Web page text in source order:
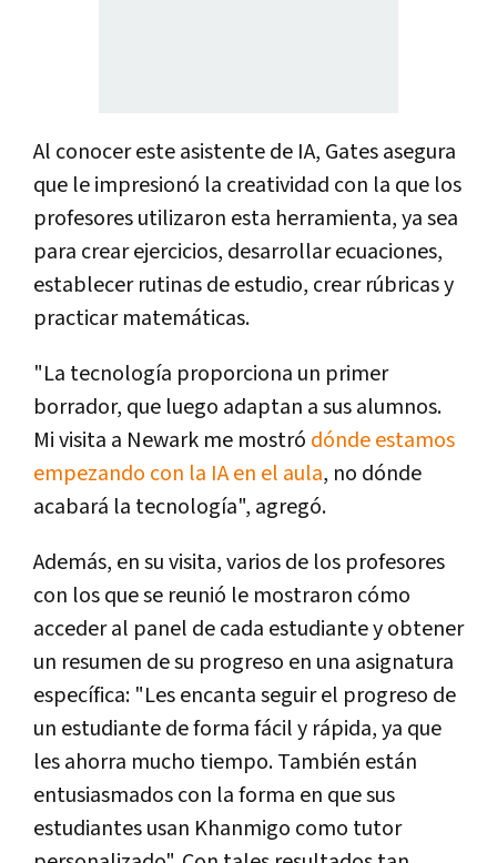
Al conocer este asistente de IA, Gates asegura
que le impresionó la creatividad con la que los
profesores utilizaron esta herramienta, ya sea
para crear ejercicios, desarrollar ecuaciones,
establecer rutinas de estudio, crear rúbricas y
practicar matemáticas.
"La tecnología proporciona un primer
borrador, que luego adaptan a sus alumnos.
Mi visita a Newark me mostró dónde estamos
empezando con la IA en el aula, no dónde
acabará la tecnología", agregó.
Además, en su visita, varios de los profesores
con los que se reunió le mostraron cómo
acceder al panel de cada estudiante y obtener
un resumen de su progreso en una asignatura
específica: "Les encanta seguir el progreso de
un estudiante de forma fácil y rápida, ya que
les ahorra mucho tiempo. También están
entusiasmados con la forma en que sus
estudiantes usan Khanmigo como tutor